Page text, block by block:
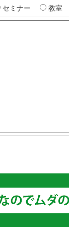
セミナー 教